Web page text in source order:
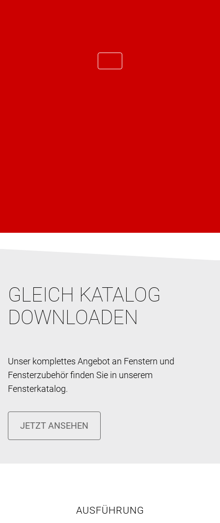
GLEICH KATALOG
DOWNLOADEN
Unser komplettes Angebot an Fenstern und
Fensterzubehör finden Sie in unserem
Fensterkatalog.
AUSFÜHRUNG